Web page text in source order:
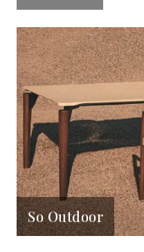
So Outdoor